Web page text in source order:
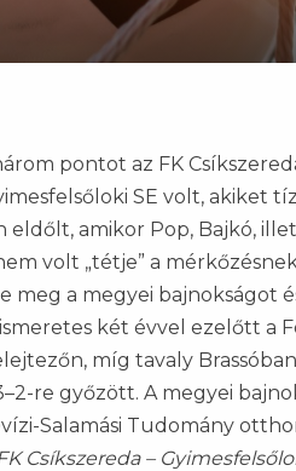
pontot az FK
SE volt, akiket
amikor Pop, Bajkó,
volt „tétje” a
meg a megyei bajnokságot
két évvel ezelőtt a
míg tavaly
re győzött. A megyei
Salamási Tudomány
Csíkszereda –